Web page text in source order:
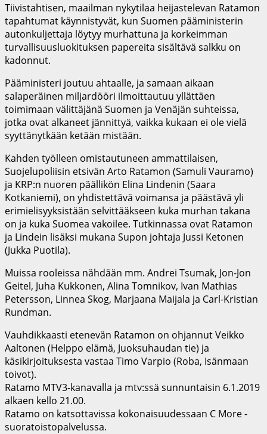
Tiivistahtisen, maailman nykytilaa heijastelevan Ratamon
tapahtumat käynnistyvät, kun Suomen pääministerin
autonkuljettaja löytyy murhattuna ja korkeimman
turvallisuusluokituksen papereita sisältävä salkku on
kadonnut.
Pääministeri joutuu ahtaalle, ja samaan aikaan
salaperäinen miljardööri ilmoittautuu yllättäen
toimimaan välittäjänä Suomen ja Venäjän suhteissa,
jotka ovat alkaneet jännittyä, vaikka kukaan ei ole vielä
syyttänytkään ketään mistään.
Kahden työlleen omistautuneen ammattilaisen,
Suojelupoliisin etsivän Arto Ratamon (Samuli Vauramo)
ja KRP:n nuoren päällikön Elina Lindenin (Saara
Kotkaniemi), on yhdistettävä voimansa ja päästävä yli
erimielisyyksistään selvittääkseen kuka murhan takana
on ja kuka Suomea vakoilee. Tutkinnassa ovat Ratamon
ja Lindein lisäksi mukana Supon johtaja Jussi Ketonen
(Jukka Puotila).
Muissa rooleissa nähdään mm. Andrei Tsumak, Jon-Jon
Geitel, Juha Kukkonen, Alina Tomnikov, Ivan Mathias
Petersson, Linnea Skog, Marjaana Maijala ja Carl-Kristian
Rundman.
Vauhdikkaasti etenevän Ratamon on ohjannut Veikko
Aaltonen (Helppo elämä, Juoksuhaudan tie) ja
käsikirjoituksesta vastaa Timo Varpio (Roba, Isänmaan
toivot).
Ratamo MTV3-kanavalla ja mtv:ssä sunnuntaisin 6.1.2019
alkaen kello 21.00.
Ratamo on katsottavissa kokonaisuudessaan C More -
suoratoistopalvelussa.